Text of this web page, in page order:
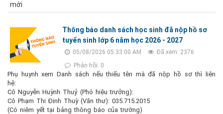
mới
Thông báo danh sách học sinh đã nộp hồ sơ
tuyển sinh lớp 6 năm học 2026 - 2027
05/08/2026 05:33:00 AM
Đã xem: 2376
Phản hồi: 0
Phụ huynh xem Danh sách nếu thiếu tên mà đã nộp hồ sơ thì liên
hệ:
Cô Nguyễn Huỳnh Thuỷ (Phó hiệu trưởng):
Cô Phạm Thi Đinh Thuỳ (Văn thư): 035.715.2015
(Có niêm yết tại bảng thông báo của trường)